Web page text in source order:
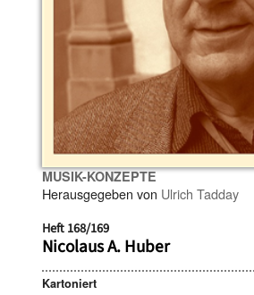
MUSIK-KONZEPTE
Herausgegeben von Ulrich Tadday
Heft 168/169
Nicolaus A. Huber
Kartoniert